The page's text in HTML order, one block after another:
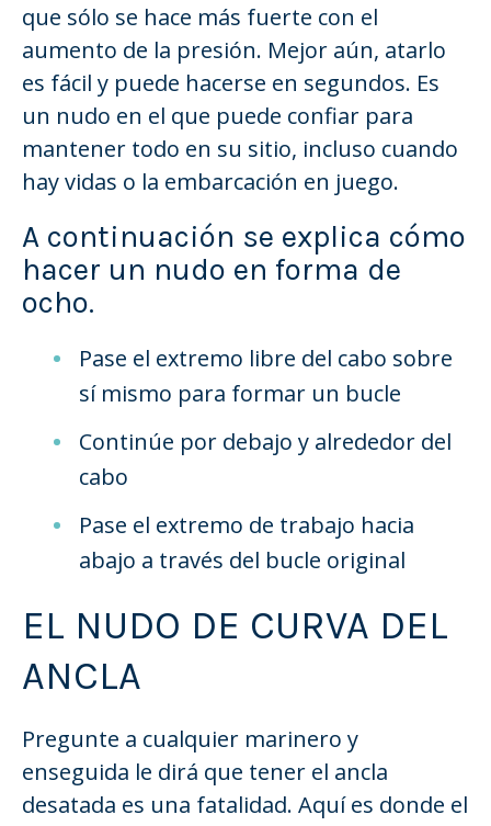
que sólo se hace más fuerte con el
aumento de la presión. Mejor aún, atarlo
es fácil y puede hacerse en segundos. Es
un nudo en el que puede confiar para
mantener todo en su sitio, incluso cuando
hay vidas o la embarcación en juego.
A continuación se explica cómo
hacer un nudo en forma de
ocho.
Pase el extremo libre del cabo sobre
sí mismo para formar un bucle
Continúe por debajo y alrededor del
cabo
Pase el extremo de trabajo hacia
abajo a través del bucle original
EL NUDO DE CURVA DEL
ANCLA
Pregunte a cualquier marinero y
enseguida le dirá que tener el ancla
desatada es una fatalidad. Aquí es donde el